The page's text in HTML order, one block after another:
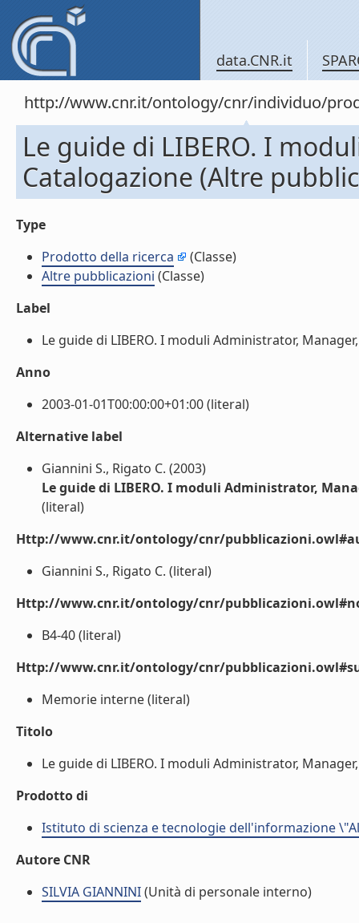
data.CNR.it
http://www.cnr.it/ontology/cnr/individuo/
Le guide di LIBERO. I
Catalogazione (Altre
Type
Prodotto della ricerca
(Classe)
Altre pubblicazioni (Classe)
Label
Le guide di LIBERO. I moduli Administrator,
Anno
2003-01-01T00:00:00+01:00 (literal)
Alternative label
Giannini S., Rigato C. (2003)
Le guide di LIBERO. I moduli Administrator,
(literal)
Http://www.cnr.it/ontology/cnr/
Giannini S., Rigato C. (literal)
Http://www.cnr.it/ontology/cnr/
B4-40 (literal)
Http://www.cnr.it/ontology/cnr/
Memorie interne (literal)
Titolo
Le guide di LIBERO. I moduli Administrator,
Prodotto di
Istituto di scienza e tecnologie dell'informazione
Autore CNR
SILVIA GIANNINI(Unità di personale interno)